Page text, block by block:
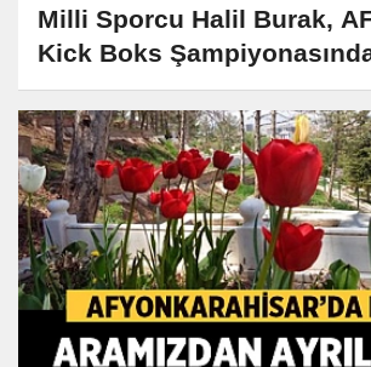
Milli Sporcu Halil Burak,
Kick Boks
Dökecek